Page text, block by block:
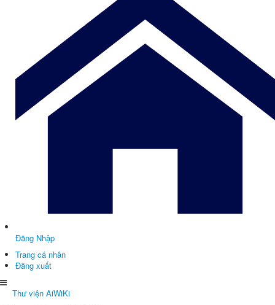
Đăng Nhập
Trang cá nhân
Đăng xuất
Thư viện AiWiKi